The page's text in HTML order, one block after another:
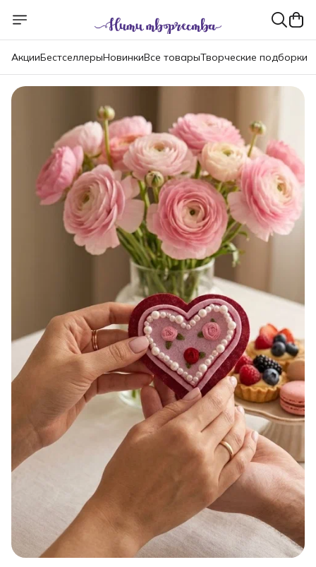
АкцииБестселлерыНовинкиВсе товарыТворческие подборки